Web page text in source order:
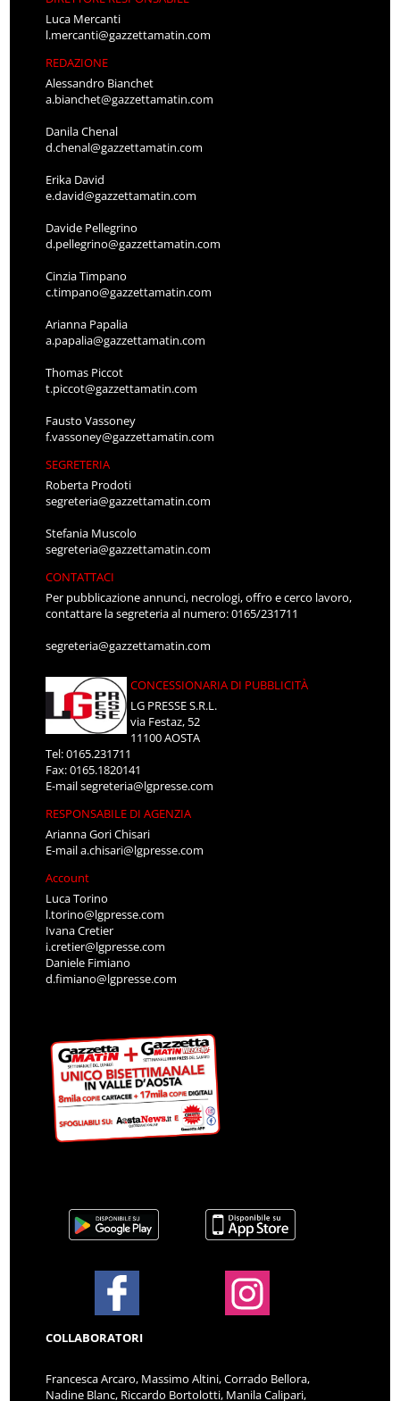
Luca Mercanti
l.mercanti@gazzettamatin.com
REDAZIONE
Alessandro Bianchet
a.bianchet@gazzettamatin.com
Danila Chenal
d.chenal@gazzettamatin.com
Erika David
e.david@gazzettamatin.com
Davide Pellegrino
d.pellegrino@gazzettamatin.com
Cinzia Timpano
c.timpano@gazzettamatin.com
Arianna Papalia
a.papalia@gazzettamatin.com
Thomas Piccot
t.piccot@gazzettamatin.com
Fausto Vassoney
f.vassoney@gazzettamatin.com
SEGRETERIA
Roberta Prodoti
segreteria@gazzettamatin.com
Stefania Muscolo
segreteria@gazzettamatin.com
CONTATTACI
Per pubblicazione annunci, necrologi, offro e cerco lavoro,
contattare la segreteria al numero: 0165/231711
segreteria@gazzettamatin.com
CONCESSIONARIA DI PUBBLICITÀ
LG PRESSE S.R.L.
via Festaz, 52
11100 AOSTA
Tel: 0165.231711
Fax: 0165.1820141
E-mailsegreteria@lgpresse.com
RESPONSABILE DI AGENZIA
Arianna Gori Chisari
E-maila.chisari@lgpresse.com
Account
Luca Torino
l.torino@lgpresse.com
Ivana Cretier
i.cretier@lgpresse.com
Daniele Fimiano
d.fimiano@lgpresse.com
COLLABORATORI
Francesca Arcaro, Massimo Altini, Corrado Bellora,
Nadine Blanc, Riccardo Bortolotti, Manila Calipari,